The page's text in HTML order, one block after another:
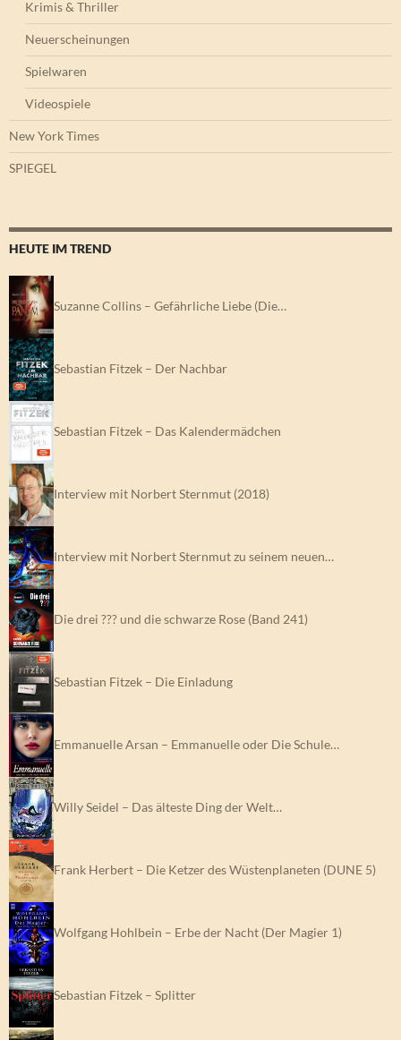
Krimis & Thriller
Neuerscheinungen
Spielwaren
Videospiele
New York Times
SPIEGEL
HEUTE IM TREND
Suzanne Collins – Gefährliche Liebe (Die…
Sebastian Fitzek – Der Nachbar
Sebastian Fitzek – Das Kalendermädchen
Interview mit Norbert Sternmut (2018)
Interview mit Norbert Sternmut zu seinem neuen…
Die drei ??? und die schwarze Rose (Band 241)
Sebastian Fitzek – Die Einladung
Emmanuelle Arsan – Emmanuelle oder Die Schule…
Willy Seidel – Das älteste Ding der Welt…
Frank Herbert – Die Ketzer des Wüstenplaneten (DUNE 5)
Wolfgang Hohlbein – Erbe der Nacht (Der Magier 1)
Sebastian Fitzek – Splitter